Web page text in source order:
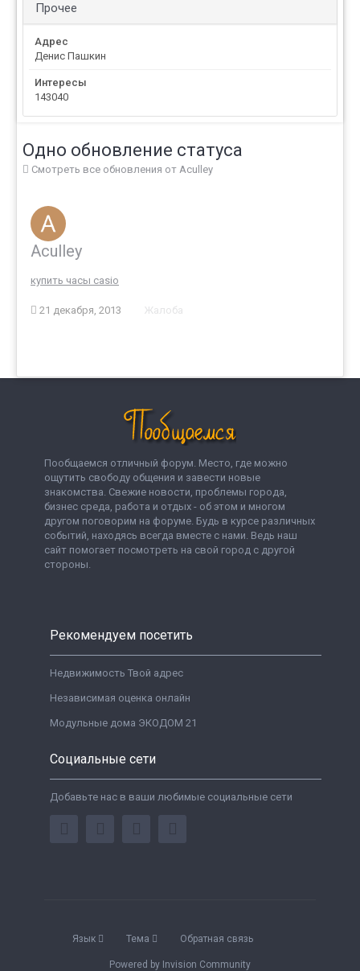
Прочее
Адрес
Денис Пашкин
Интересы
143040
Одно обновление статуса
Смотреть все обновления от Aculley
Aculley
купить часы casio
21 декабря, 2013 Жалоба
Пообщаемся отличный форум. Место, где можно
ощутить свободу общения и завести новые
знакомства. Свежие новости, проблемы города,
бизнес среда, работа и отдых - об этом и многом
другом поговорим на форуме. Будь в курсе различных
событий, находясь всегда вместе с нами. Ведь наш
сайт помогает посмотреть на свой город с другой
стороны.
Рекомендуем посетить
Недвижимость Твой адрес
Независимая оценка онлайн
Модульные дома ЭКОДОМ 21
Социальные сети
Добавьте нас в ваши любимые социальные сети
Язык Тема Обратная связь
Powered by Invision Community